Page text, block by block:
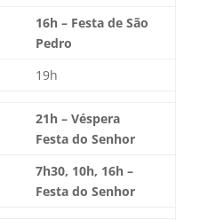
16h – Festa de São
Pedro
19h
21h – Véspera
Festa do Senhor
7h30, 10h, 16h –
Festa do Senhor